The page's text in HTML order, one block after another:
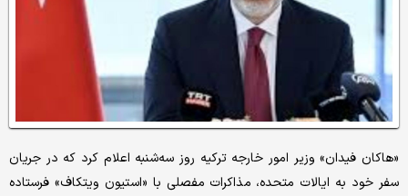
«هاکان فیدان» وزیر امور خارجه ترکیه روز سه‌شنبه اعلام کرد که در جریان
سفر خود به ایالات متحده، مذاکرات مفصلی با «استیون ویتکاف» فرستاده